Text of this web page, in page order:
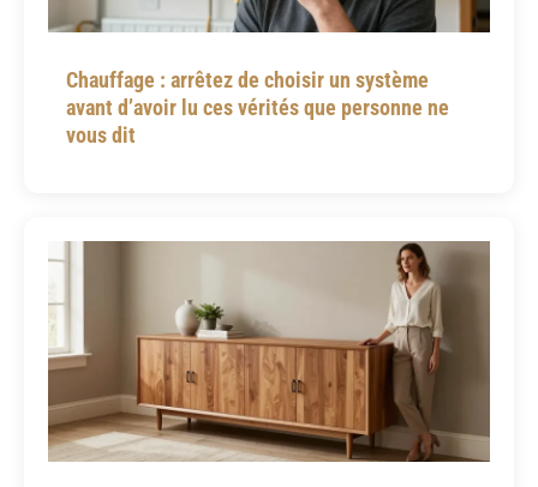
Chauffage : arrêtez de choisir un système
avant d’avoir lu ces vérités que personne ne
vous dit